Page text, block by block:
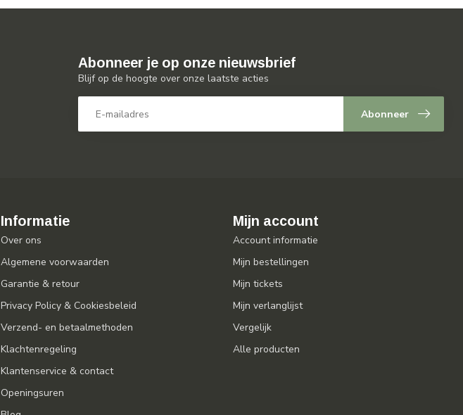
Abonneer je op onze nieuwsbrief
Blijf op de hoogte over onze laatste acties
Abonneer
Informatie
Over ons
Algemene voorwaarden
Garantie & retour
Privacy Policy & Cookiesbeleid
Verzend- en betaalmethoden
Klachtenregeling
Klantenservice & contact
Openingsuren
Mijn account
Account informatie
Mijn bestellingen
Mijn tickets
Mijn verlanglijst
Vergelijk
Alle producten